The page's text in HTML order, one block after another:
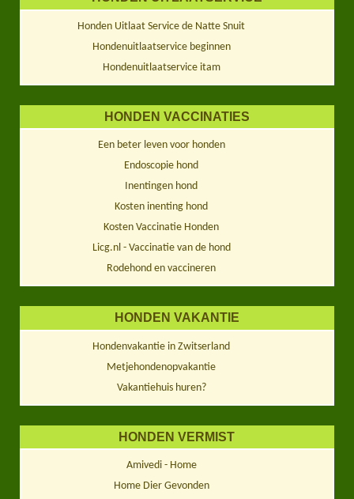
Honden Uitlaat Service de Natte Snuit
Hondenuitlaatservice beginnen
Hondenuitlaatservice itam
HONDEN VACCINATIES
Een beter leven voor honden
Endoscopie hond
Inentingen hond
Kosten inenting hond
Kosten Vaccinatie Honden
Licg.nl - Vaccinatie van de hond
Rodehond en vaccineren
HONDEN VAKANTIE
Hondenvakantie in Zwitserland
Metjehondenopvakantie
Vakantiehuis huren?
HONDEN VERMIST
Amivedi - Home
Home Dier Gevonden